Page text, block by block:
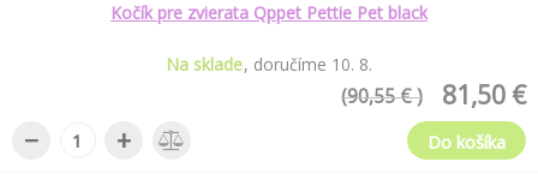
Kočík pre zvierata Qppet Pettie Pet black
Na sklade doručíme 10. 8.
81,50 €
(90,55 € )
− + Do košíka